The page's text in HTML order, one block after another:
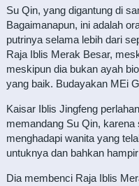
Su Qin, yang digantung di
Bagaimanapun, ini adalah
putrinya selama lebih dari
Raja Iblis Merak Besar,
meskipun dia bukan ayah
yang baik. Budayakan MEi
Kaisar Iblis Jingfeng
memandang Su Qin,
menghadapi wanita yang
untuknya dan bahkan
Dia membenci Raja Iblis